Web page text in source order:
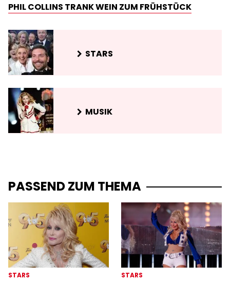
PHIL COLLINS TRANK WEIN ZUM FRÜHSTÜCK
STARS
MUSIK
PASSEND ZUM THEMA
STARS STARS